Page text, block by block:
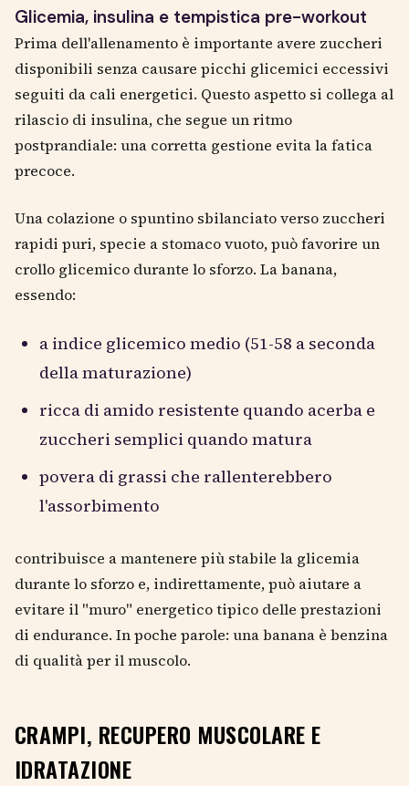
Glicemia, insulina e tempistica pre-workout
Prima dell'allenamento è importante avere zuccheri
disponibili senza causare picchi glicemici eccessivi
seguiti da cali energetici. Questo aspetto si collega al
rilascio di insulina, che segue un ritmo
postprandiale: una corretta gestione evita la fatica
precoce.
Una colazione o spuntino sbilanciato verso zuccheri
rapidi puri, specie a stomaco vuoto, può favorire un
crollo glicemico durante lo sforzo. La banana,
essendo:
a indice glicemico medio (51-58 a seconda
della maturazione)
ricca di amido resistente quando acerba e
zuccheri semplici quando matura
povera di grassi che rallenterebbero
l'assorbimento
contribuisce a mantenere più stabile la glicemia
durante lo sforzo e, indirettamente, può aiutare a
evitare il "muro" energetico tipico delle prestazioni
di endurance. In poche parole: una banana è benzina
di qualità per il muscolo.
CRAMPI, RECUPERO MUSCOLARE E
IDRATAZIONE